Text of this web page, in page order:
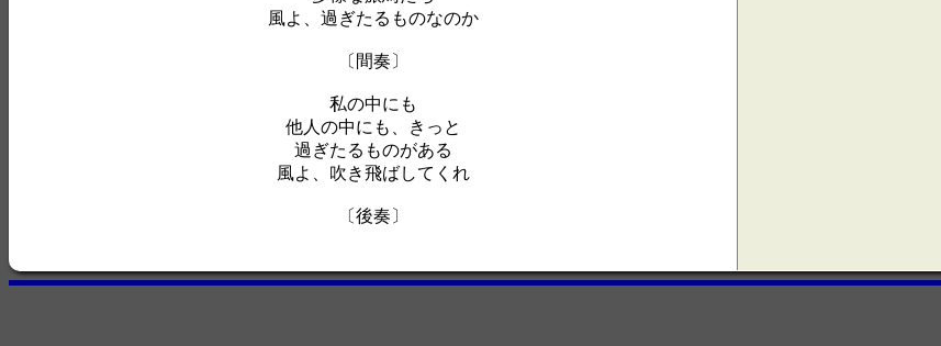
風よ、過ぎたるものなのか
〔間奏〕
私の中にも
他人の中にも、きっと
過ぎたるものがある
風よ、吹き飛ばしてくれ
〔後奏〕